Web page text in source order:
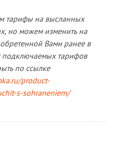
тарифы на высланных
но можем изменить на
Вами ранее в
подключаемых тарифов
по ссылке
product-
s-sohraneniem/